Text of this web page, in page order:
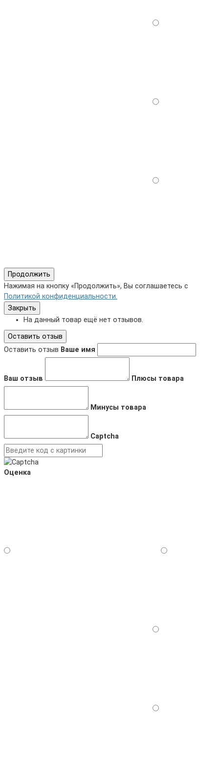
Продолжить
Нажимая на кнопку «Продолжить», Вы соглашаетесь с
Политикой конфиденциальности.
Закрыть
На данный товар ещё нет отзывов.
Оставить отзыв
Оставить отзыв Ваше имя
Ваш отзыв Плюсы товара
Минусы товара
Captcha
Оценка